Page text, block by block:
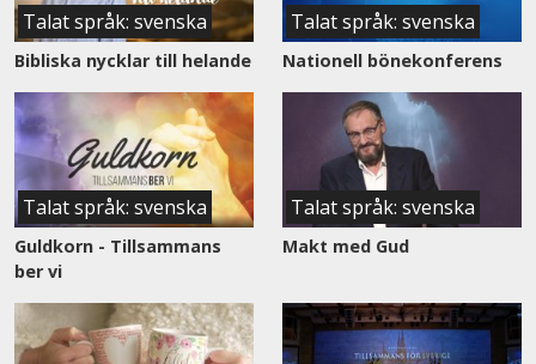
Talat språk: svenska
Bibliska nycklar till helande
Talat språk: svenska
Nationell bönekonferens
Talat språk: svenska
Guldkorn - Tillsammans
ber vi
Talat språk: svenska
Makt med Gud